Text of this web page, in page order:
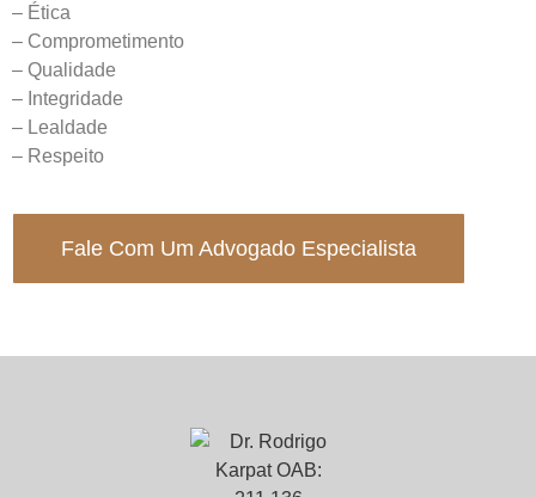
– Ética
– Comprometimento
– Qualidade
– Integridade
– Lealdade
– Respeito
Fale Com Um Advogado Especialista